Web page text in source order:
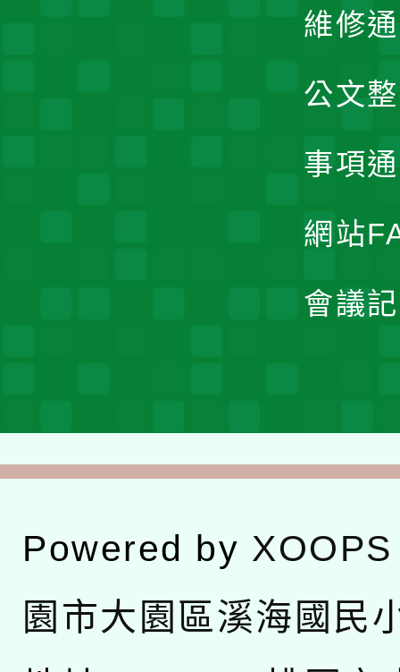
維修
公文
事項
網站
會議
Powered by XOOPS
園市大園區溪海國民